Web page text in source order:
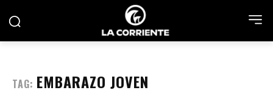
TAG: EMBARAZO JOVEN